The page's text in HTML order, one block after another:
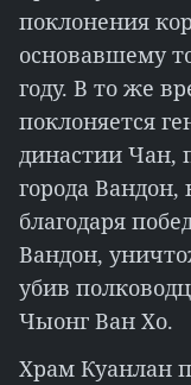
поклонения
основавшему
году. В то же
поклоняется
династии Чан,
города
благодаря
Вандон,
убив
Чыонг Ван Хо.
Храм Куанлан